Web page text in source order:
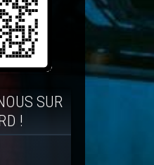
SUR
!